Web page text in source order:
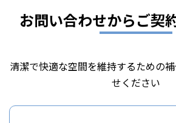
お問い合わせからご契
清潔で快適な空間を維持するための
せください